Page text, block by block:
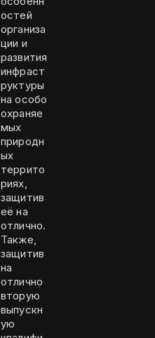
остей
организа
ции и
развития
инфраст
руктуры
на особо
охраняе
мых
природн
ых
террито
риях,
защитив
её на
отлично.
Также,
защитив
на
отлично
вторую
выпускн
ую